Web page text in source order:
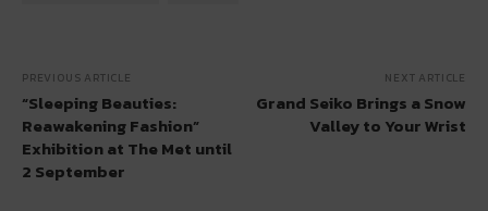
PREVIOUS ARTICLE
“Sleeping Beauties:
Reawakening Fashion”
Exhibition at The Met until
2 September
NEXT ARTICLE
Grand Seiko Brings a Snow
Valley to Your Wrist